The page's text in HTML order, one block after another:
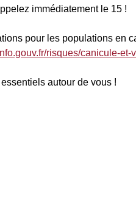
immédiatement le 15 !
pour les populations
risques/canicule-et-
autour de vous !